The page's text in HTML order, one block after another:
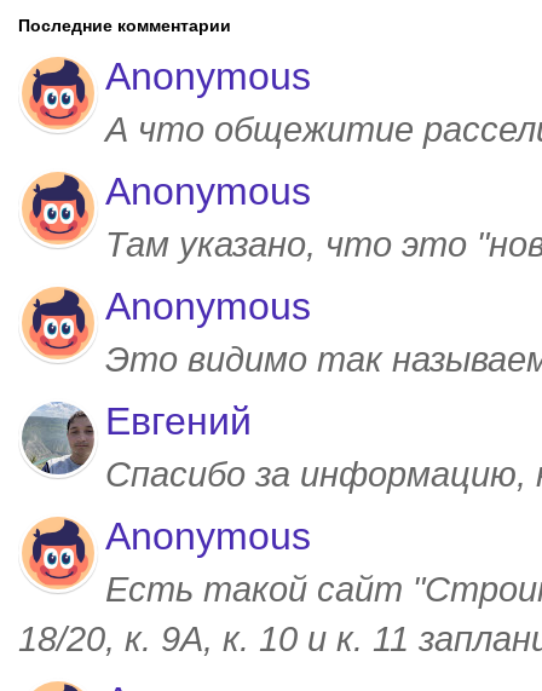
Последние комментарии
Anonymous
А что общежитие
Anonymous
Там указано, что это
Anonymous
Это видимо так
Евгений
Спасибо за
Anonymous
Есть такой сайт
18/20, к. 9А, к. 10 и к. 11